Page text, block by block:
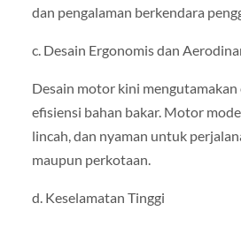
dan pengalaman berkendara
c. Desain Ergonomis dan
Desain motor kini mengutamakan
efisiensi bahan bakar. Motor
lincah, dan nyaman untuk
maupun perkotaan.
d. Keselamatan Tinggi